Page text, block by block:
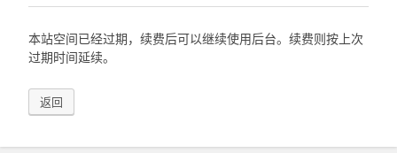
本站空间已经过期，续费后可以继续使用后台。续费则按上次
过期时间延续。
返回